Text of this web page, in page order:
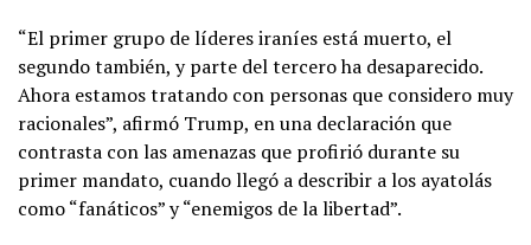
“El primer grupo de líderes iraníes está muerto, el
segundo también, y parte del tercero ha desaparecido.
Ahora estamos tratando con personas que considero muy
racionales”, afirmó Trump, en una declaración que
contrasta con las amenazas que profirió durante su
primer mandato, cuando llegó a describir a los ayatolás
como “fanáticos” y “enemigos de la libertad”.